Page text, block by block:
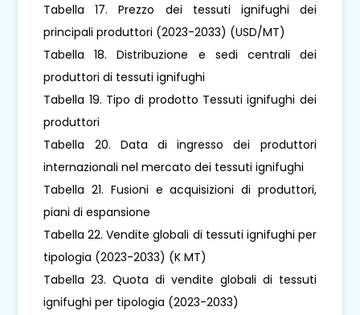
Tabella 17. Prezzo dei tessuti ignifughi dei
principali produttori (2023-2033) (USD/MT)
Tabella 18. Distribuzione e sedi centrali dei
produttori di tessuti ignifughi
Tabella 19. Tipo di prodotto Tessuti ignifughi dei
produttori
Tabella 20. Data di ingresso dei produttori
internazionali nel mercato dei tessuti ignifughi
Tabella 21. Fusioni e acquisizioni di produttori,
piani di espansione
Tabella 22. Vendite globali di tessuti ignifughi per
tipologia (2023-2033) (K MT)
Tabella 23. Quota di vendite globali di tessuti
ignifughi per tipologia (2023-2033)